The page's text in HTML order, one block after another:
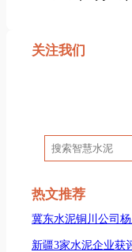
关注我们
搜
索
热文推荐
冀东水泥铜川公司
新疆3家水泥企业获